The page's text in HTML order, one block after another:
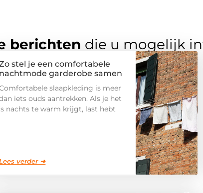
berichten die u mogelijk
stel je een comfortabele
nachtmode garderobe samen
slaapkleding is meer
iets ouds aantrekken. Als je het
’s nachts te warm krijgt, last hebt
verder ➜